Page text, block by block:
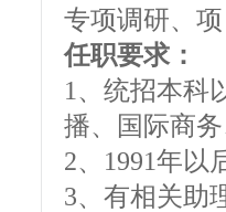
专项调研、
任职要求：
1、统招本科
播、国际商
2、1991年以
3、有相关助